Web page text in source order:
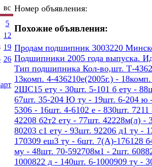
вс
5
12
19
26
Номер объявления:
Похожие объявления:
Продам подшипник 3003220
Подшипники 2005 года выпуска.
Тип подшипника Кол-во,шт. Т-
13комп. 4-436210е(2005г.) -
2ШС15 ету - 30шт. 5-101 б ету -
67шт. 35-204 Ю ту - 19шт. 6-204 ю
5306 - 16шт. 4-6102 е - 830шт.
42208 б2т2 ету - 77шт. 42228м(л)
80203 с1 ету - 93шт. 92206 д1 ту
170309 еш3 ту - 6шт. 7(А)-176128
му - 48шт. 70-592708м1 - 2шт.
1000822 д - 140шт. 6-1000909 ту -